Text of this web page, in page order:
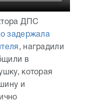
ДПС
задержала
, наградили
в
которая
и